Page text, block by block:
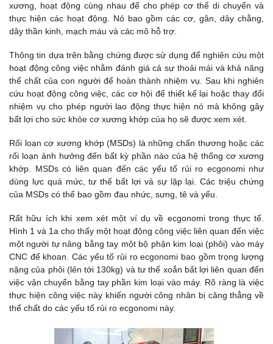
xương, hoạt động cùng nhau để cho phép cơ thể di chuyển và
thực hiện các hoạt động. Nó bao gồm các cơ, gân, dây chằng,
dây thần kinh, mạch máu và các mô hỗ trợ.
Thông tin dựa trên bằng chứng được sử dụng để nghiên cứu một
hoạt động công việc nhằm đánh giá cả sự thoải mái và khả năng
thể chất của con người để hoàn thành nhiệm vụ. Sau khi nghiên
cứu hoạt động công việc, các cơ hội để thiết kế lại hoặc thay đổi
nhiệm vụ cho phép người lao động thực hiện nó mà không gây
bất lợi cho sức khỏe cơ xương khớp của họ sẽ được xem xét.
Rối loạn cơ xương khớp (MSDs) là những chấn thương hoặc các
rối loạn ảnh hưởng đến bất kỳ phần nào của hệ thống cơ xương
khớp. MSDs có liên quan đến các yếu tố rủi ro ecgonomi như
dùng lực quá mức, tư thế bất lợi và sự lặp lại. Các triệu chứng
của MSDs có thể bao gồm đau nhức, sưng, tê và yếu.
Rất hữu ích khi xem xét một ví dụ về ecgonomi trong thực tế.
Hình 1 và 1a cho thấy một hoạt động công việc liên quan đến việc
một người tự nâng bằng tay một bộ phận kim loại (phôi) vào máy
CNC để khoan. Các yếu tố rủi ro ecgonomi bao gồm trọng lượng
nặng của phôi (lên tới 130kg) và tư thế xoắn bất lợi liên quan đến
việc vận chuyển bằng tay phần kim loại vào máy. Rõ ràng là việc
thực hiện công việc này khiến người công nhân bị căng thẳng về
thể chất do các yếu tố rủi ro ecgonomi này.